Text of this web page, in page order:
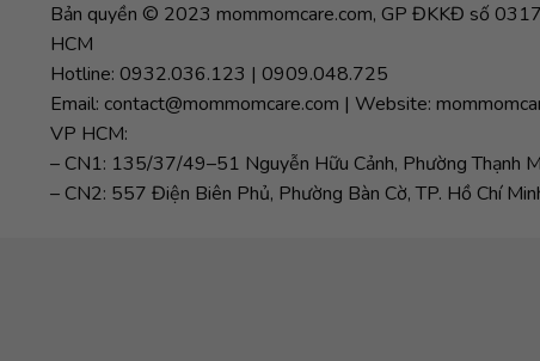
Bản quyền © 2023 mommomcare.com, GP ĐKKĐ số
HCM
Hotline: 0932.036.123 | 0909.048.725
Email: contact@mommomcare.com | Website:
VP HCM:
– CN1: 135/37/49–51 Nguyễn Hữu Cảnh, Phường Thạnh
– CN2: 557 Điện Biên Phủ, Phường Bàn Cờ, TP. Hồ Chí